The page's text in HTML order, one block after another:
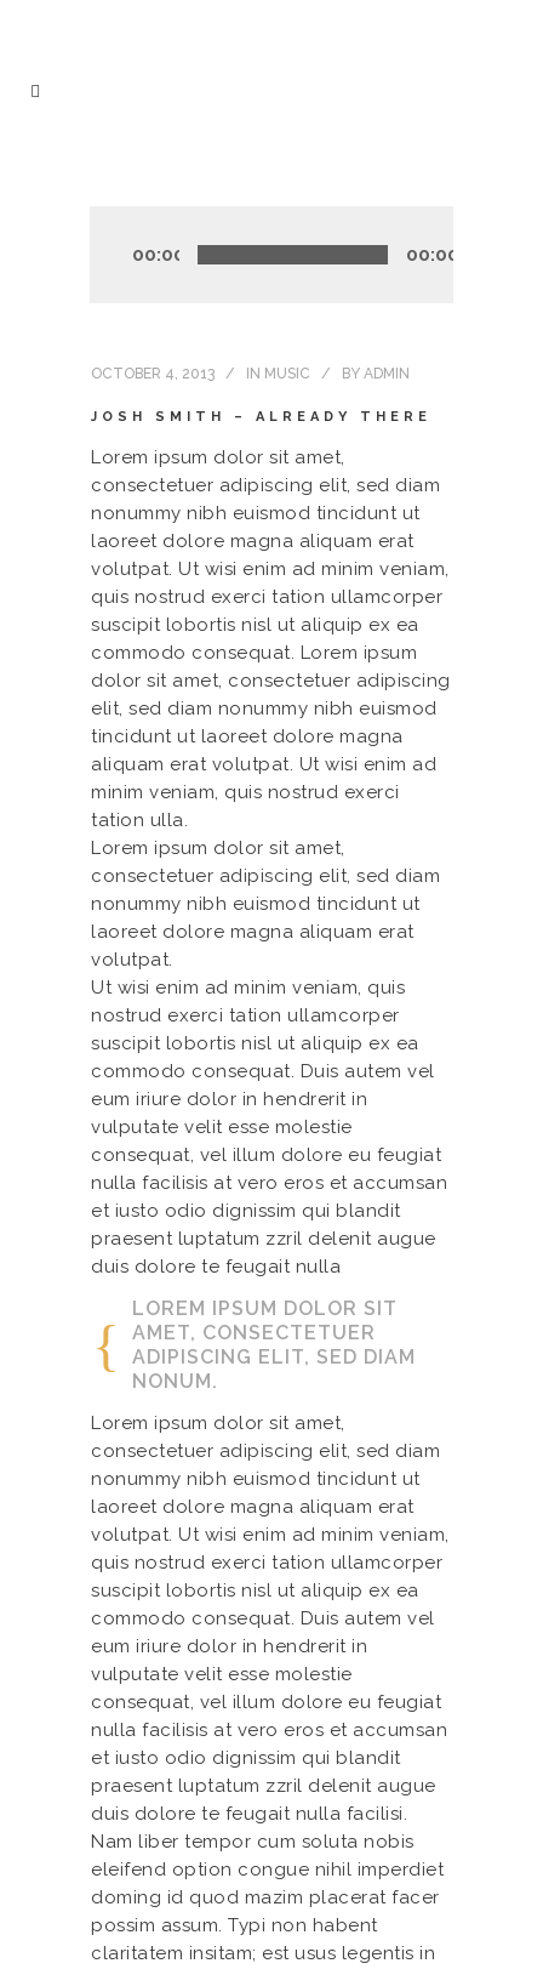
Player00:00 00:00
OCTOBER 4, 2013 IN MUSIC BY ADMIN
JOSH SMITH – ALREADY THERE
Lorem ipsum dolor sit amet,
consectetuer adipiscing elit, sed diam
nonummy nibh euismod tincidunt ut
laoreet dolore magna aliquam erat
volutpat. Ut wisi enim ad minim veniam,
quis nostrud exerci tation ullamcorper
suscipit lobortis nisl ut aliquip ex ea
commodo consequat. Lorem ipsum
dolor sit amet, consectetuer adipiscing
elit, sed diam nonummy nibh euismod
tincidunt ut laoreet dolore magna
aliquam erat volutpat. Ut wisi enim ad
minim veniam, quis nostrud exerci
tation ulla.
Lorem ipsum dolor sit amet,
consectetuer adipiscing elit, sed diam
nonummy nibh euismod tincidunt ut
laoreet dolore magna aliquam erat
volutpat.
Ut wisi enim ad minim veniam, quis
nostrud exerci tation ullamcorper
suscipit lobortis nisl ut aliquip ex ea
commodo consequat. Duis autem vel
eum iriure dolor in hendrerit in
vulputate velit esse molestie
consequat, vel illum dolore eu feugiat
nulla facilisis at vero eros et accumsan
et iusto odio dignissim qui blandit
praesent luptatum zzril delenit augue
duis dolore te feugait nulla
LOREM IPSUM DOLOR SIT
AMET, CONSECTETUER
ADIPISCING ELIT, SED DIAM
NONUM.
Lorem ipsum dolor sit amet,
consectetuer adipiscing elit, sed diam
nonummy nibh euismod tincidunt ut
laoreet dolore magna aliquam erat
volutpat. Ut wisi enim ad minim veniam,
quis nostrud exerci tation ullamcorper
suscipit lobortis nisl ut aliquip ex ea
commodo consequat. Duis autem vel
eum iriure dolor in hendrerit in
vulputate velit esse molestie
consequat, vel illum dolore eu feugiat
nulla facilisis at vero eros et accumsan
et iusto odio dignissim qui blandit
praesent luptatum zzril delenit augue
duis dolore te feugait nulla facilisi.
Nam liber tempor cum soluta nobis
eleifend option congue nihil imperdiet
doming id quod mazim placerat facer
possim assum. Typi non habent
claritatem insitam; est usus legentis in